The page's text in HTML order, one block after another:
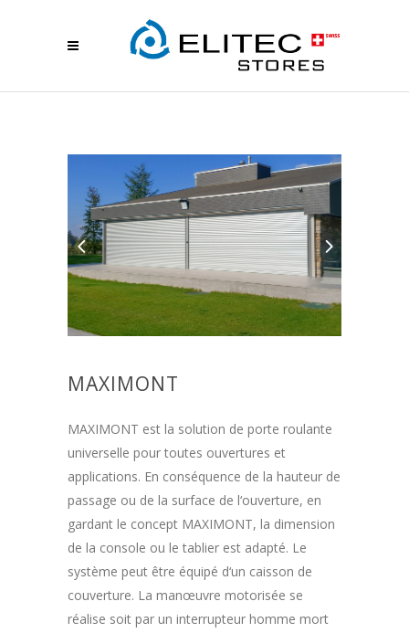
MAXIMONT
MAXIMONT est la solution de porte roulante
universelle pour toutes ouvertures et
applications. En conséquence de la hauteur de
passage ou de la surface de l‘ouverture, en
gardant le concept MAXIMONT, la dimension
de la console ou le tablier est adapté. Le
système peut être équipé d‘un caisson de
couverture. La manœuvre motorisée se
réalise soit par un interrupteur homme mort